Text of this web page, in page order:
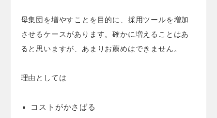
母集団を増やすことを目的に、採用ツールを増加
させるケースがあります。確かに増えることはあ
ると思いますが、あまりお薦めはできません。
理由としては
コストがかさばる